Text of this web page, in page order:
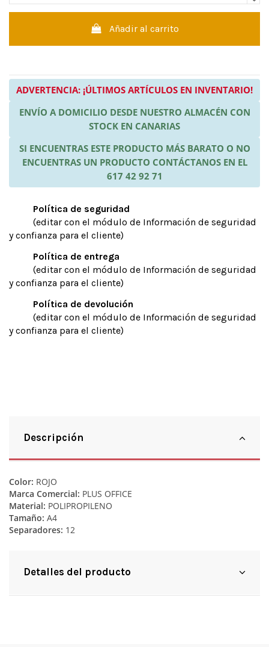
Añadir al carrito
ADVERTENCIA: ¡ÚLTIMOS ARTÍCULOS EN INVENTARIO!
ENVÍO A DOMICILIO DESDE NUESTRO ALMACÉN CON
STOCK EN CANARIAS
SI ENCUENTRAS ESTE PRODUCTO MÁS BARATO O NO
ENCUENTRAS UN PRODUCTO CONTÁCTANOS EN EL
617 42 92 71
Política de seguridad
(editar con el módulo de Información de seguridad
y confianza para el cliente)
Política de entrega
(editar con el módulo de Información de seguridad
y confianza para el cliente)
Política de devolución
(editar con el módulo de Información de seguridad
y confianza para el cliente)
Descripción
Color: ROJO
Marca Comercial: PLUS OFFICE
Material: POLIPROPILENO
Tamaño: A4
Separadores: 12
Detalles del producto